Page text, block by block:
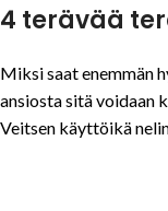
4 terävää
Miksi saat enemmän
ansiosta sitä voidaan
Veitsen käyttöikä